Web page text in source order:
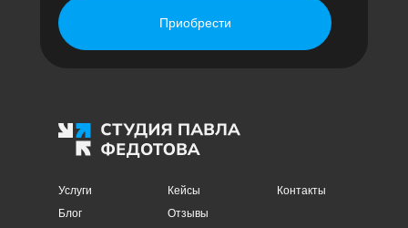
Приобрести
Услуги Кейсы
Отзывы
Блог
Контакты